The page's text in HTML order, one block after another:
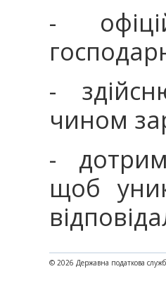
-
-
чином
-
щоб
© 2026 Державна податкова